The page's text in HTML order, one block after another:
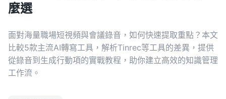
麼選
面對海量職場短視頻與會議錄音，如何快速提取重點？本文
比較5款主流AI轉寫工具，解析Tinrec等工具的差異，提供
從錄音到生成行動項的實戰教程，助你建立高效的知識管理
工作流。